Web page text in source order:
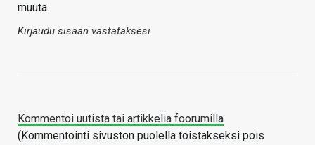
muuta.
Kirjaudu sisään vastataksesi
Kommentoi uutista tai artikkelia foorumilla
(Kommentointi sivuston puolella toistakseksi pois